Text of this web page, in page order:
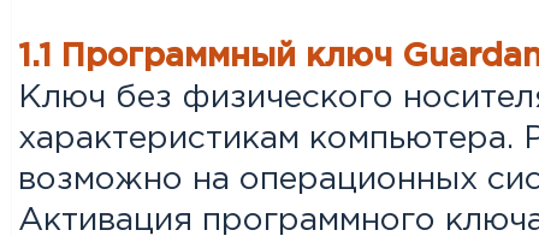
1.1 Программный ключ
Ключ без физического
характеристикам
возможно на операционных
Активация программного